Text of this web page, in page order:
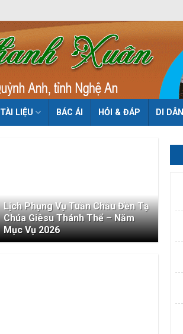
TÀI LIỆU BÁC ÁI HỎI & ĐÁP DI DÂN
Lịch Phụng Vụ Tuần Chầu Đền Tạ
Chúa Giêsu Thánh Thể – Năm
Mục Vụ 2026